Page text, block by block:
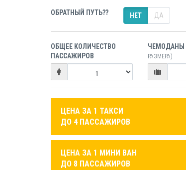
ОБРАТНЫЙ ПУТЬ?? НЕТ ДА
ОБЩЕЕ КОЛИЧЕСТВО
ПАССАЖИРОВ
ЧЕМОДАНЫ
РАЗМЕРА)
ЦЕНА ЗА 1 ТАКСИ
ДО 4 ПАССАЖИРОВ
ЦЕНА ЗА 1 МИНИ ВАН
ДО 8 ПАССАЖИРОВ